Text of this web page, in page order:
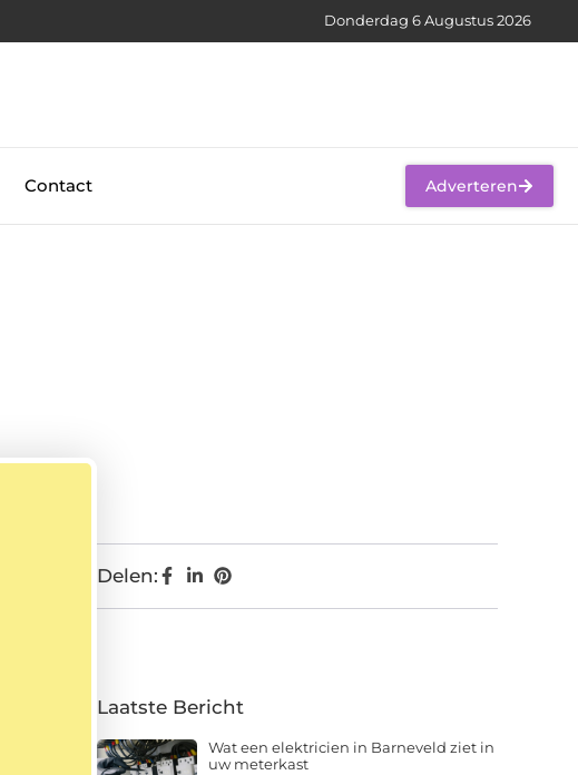
Donderdag 6 Augustus 2026
Contact Adverteren
Delen:
Laatste Bericht
Wat een elektricien in Barneveld ziet in
uw meterkast